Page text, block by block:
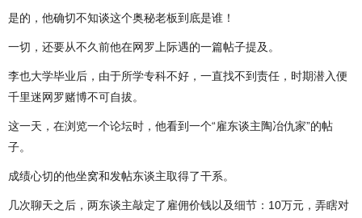
是的，他确切不知谈这个奥秘老板到底是谁！
一切，还要从不久前他在网罗上际遇的一篇帖子提及。
李也大学毕业后，由于所学专科不好，一直找不到责任，时期潜入便
千里迷网罗赌博不可自拔。
这一天，在浏览一个论坛时，他看到一个“雇东谈主陶冶仇家”的帖
子。
成绩心切的他坐窝和发帖东谈主取得了干系。
几次聊天之后，两东谈主敲定了雇佣价钱以及细节：10万元，弄瞎对